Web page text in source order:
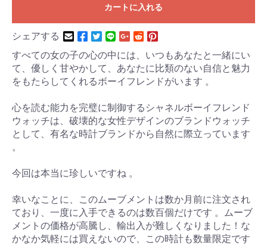
カートに入れる
シェアする
すべての女の子の心の中には、いつもあなたと一緒にい
て、優しく甘やかして、あなたに比類のない自信と魅力
をもたらしてくれるボーイフレンドがいます 。
心を読む能力を完璧に制御するシャネルボーイフレンド
ウォッチは、破壊的な女性デザインのブランドウォッチ
として、有名な時計ブランドから自然に際立っています
。
今回は本当に珍しいですね 。
幸いなことに、このムーブメントは数か月前に注文され
ており、一度に入手できるのは数百個だけです 。ムーブ
メントの価格が高騰し、輸出入が難しくなりました！な
かなか気軽には買えないので、この時計も数量限定です